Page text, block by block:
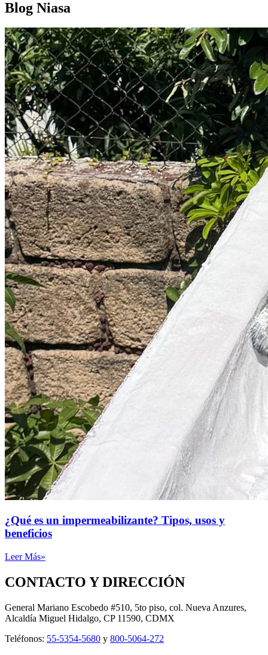
Blog Niasa
¿Qué es un impermeabilizante? Tipos, usos y
beneficios
Leer Más»
CONTACTO Y DIRECCIÓN
General Mariano Escobedo #510, 5to piso, col. Nueva Anzures,
Alcaldía Miguel Hidalgo, CP 11590, CDMX
Teléfonos: 55-5354-5680 y 800-5064-272